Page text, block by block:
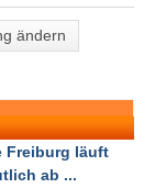
ändern
Freiburg läuft
ab ...